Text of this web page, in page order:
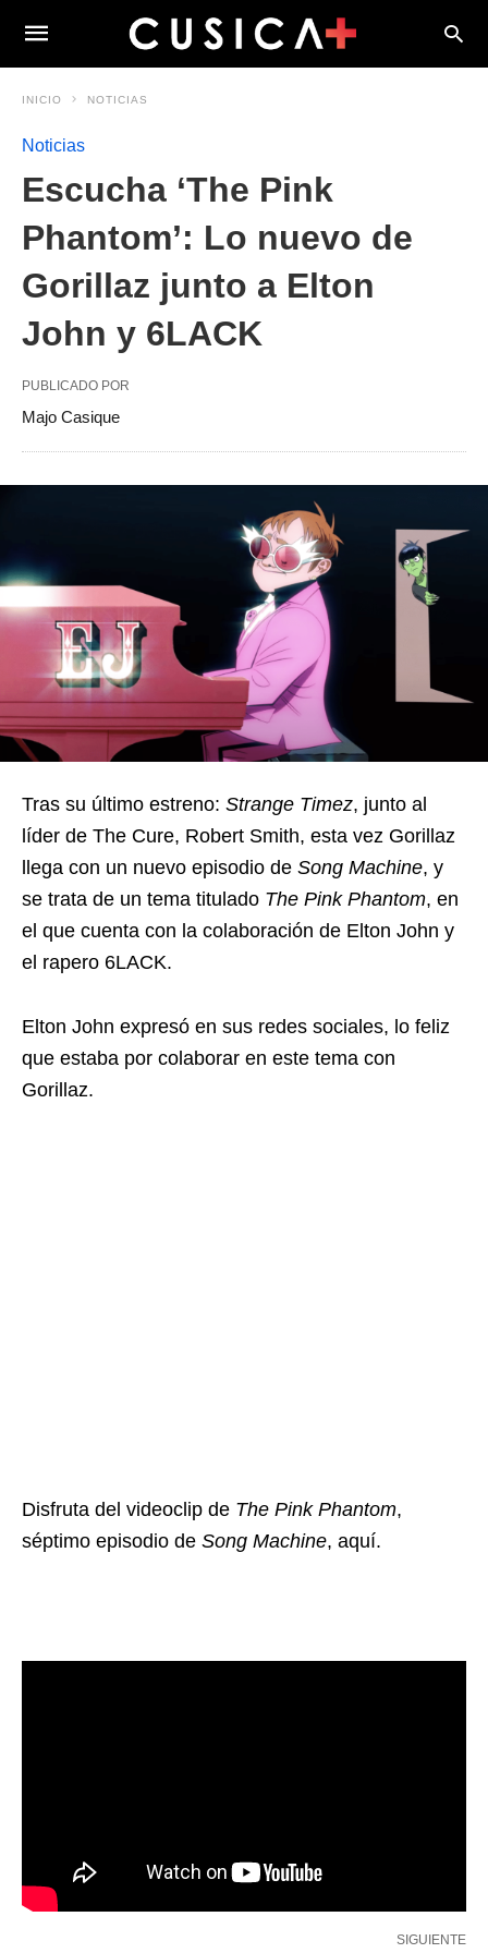
INICIO NOTICIAS
Noticias
Escucha ‘The Pink
Phantom’: Lo nuevo de
Gorillaz junto a Elton
John y 6LACK
PUBLICADO POR
Majo Casique
Tras su último estreno: Strange Timez, junto al
líder de The Cure, Robert Smith, esta vez Gorillaz
llega con un nuevo episodio de Song Machine, y
se trata de un tema titulado The Pink Phantom, en
el que cuenta con la colaboración de Elton John y
el rapero 6LACK.
Elton John expresó en sus redes sociales, lo feliz
que estaba por colaborar en este tema con
Gorillaz.
Disfruta del videoclip de The Pink Phantom,
séptimo episodio de Song Machine, aquí.
SIGUIENTE